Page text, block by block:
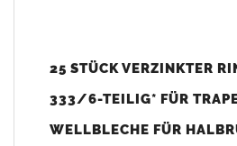
Größenangabe und keine
25 STÜCK VERZINKTER
333/6-TEILIG* FÜR
WELLBLECHE FÜR